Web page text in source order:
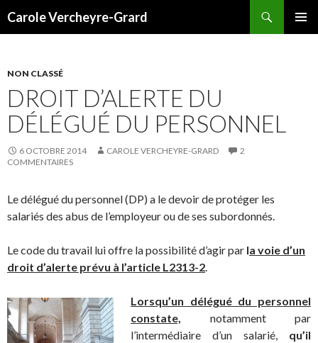
Carole Vercheyre-Grard
NON CLASSÉ
DROIT D’ALERTE DU
DÉLÉGUÉ DU PERSONNEL
6 OCTOBRE 2014 CAROLE VERCHEYRE-GRARD
2
COMMENTAIRES
Le délégué du personnel (DP) a le devoir de protéger les
salariés des abus de l’employeur ou de ses subordonnés.
Le code du travail lui offre la possibilité d’agir par la voie d’un
droit d’alerte prévu à l’article L2313-2.
Lorsqu’un délégué du personnel
constate,
notamment par
l’intermédiaire d’un salarié, qu’il